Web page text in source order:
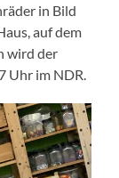
in Bild
auf dem
wird der
Uhr im NDR.